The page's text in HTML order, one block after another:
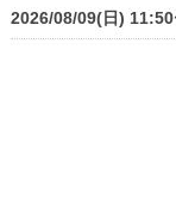
2026/08/09(日)